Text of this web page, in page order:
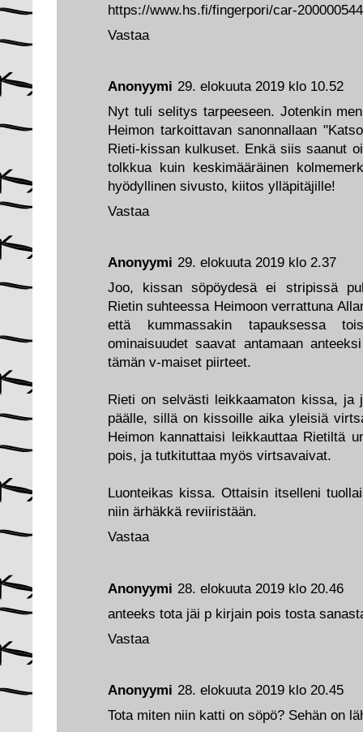
Anonyymi 28. elokuuta 2019 klo 20.45
Tota miten niin katti on söpö? Sehän on
Anonyymi 28. elokuuta 2019 klo 20.46
anteeks tota jäi p kirjain pois tosta
Vastaa
Anonyymi 29. elokuuta 2019 klo 2.37
Joo, kissan söpöydesä ei stripissä
Rietin suhteessa Heimoon verrattuna
että kummassakin tapauksessa
ominaisuudet saavat antamaan
tämän v-maiset piirteet.
Rieti on selvästi leikkaamaton kissa,
päälle, sillä on kissoille aika yleisiä
Heimon kannattaisi leikkauttaa Rietiltä
pois, ja tutkituttaa myös virtsavaivat.
Luonteikas kissa. Ottaisin itselleni
niin ärhäkkä reviiristään.
Vastaa
Anonyymi 29. elokuuta 2019 klo 10.52
Nyt tuli selitys tarpeeseen. Jotenkin
Heimon tarkoittavan sanonnallaan
Rieti-kissan kulkuset. Enkä siis saanut
tolkkua kuin keskimääräinen
hyödyllinen sivusto, kiitos ylläpitäjille!
Vastaa
https://www.hs.fi/fingerpori/car-
Vastaa